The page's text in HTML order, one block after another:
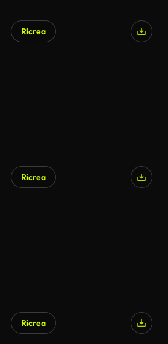
Ricrea
Ricrea
Ricrea